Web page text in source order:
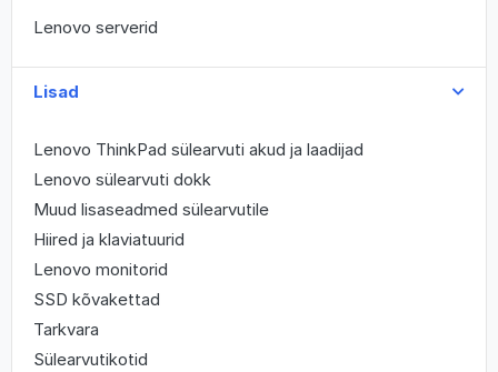
Lenovo serverid
Lisad
Lenovo ThinkPad sülearvuti akud ja laadijad
Lenovo sülearvuti dokk
Muud lisaseadmed sülearvutile
Hiired ja klaviatuurid
Lenovo monitorid
SSD kõvakettad
Tarkvara
Sülearvutikotid